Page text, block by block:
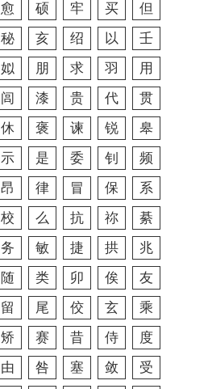
愈 硕 牢 买
但
秘 亥 绍 以
壬
姒 朋 求 羽
用
闾 漆 贵 代
贯
休 褒 谏 锐
皋
示 是 委 钊
频
昂 律 冒 保
系
校 么 抗 祢
綦
务 敏 捷 拱
兆
随 类 卯 俟
友
留 尾 佼 玄
乘
矫 赛 昔 侍
度
由 咎 塞 敛
受